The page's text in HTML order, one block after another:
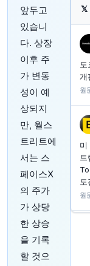
앞두고
있습니
다. 상장
이후 주
가 변동
성이 예
상되지
만, 월스
트리트에
서는 스
페이스X
의 주가
가 상당
한 상승
을 기록
할 것으
에
조
닝
가
겨
𝕏
개
원
미
원